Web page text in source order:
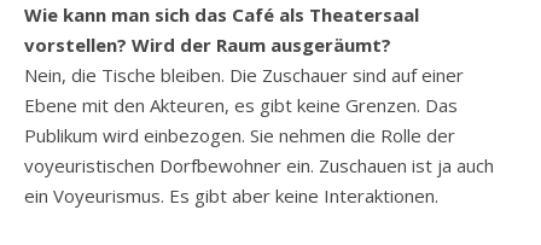
Wie kann man sich das Café als Theatersaal
vorstellen? Wird der Raum ausgeräumt?
Nein, die Tische bleiben. Die Zuschauer sind auf einer
Ebene mit den Akteuren, es gibt keine Grenzen. Das
Publikum wird einbezogen. Sie nehmen die Rolle der
voyeuristischen Dorfbewohner ein. Zuschauen ist ja auch
ein Voyeurismus. Es gibt aber keine Interaktionen.